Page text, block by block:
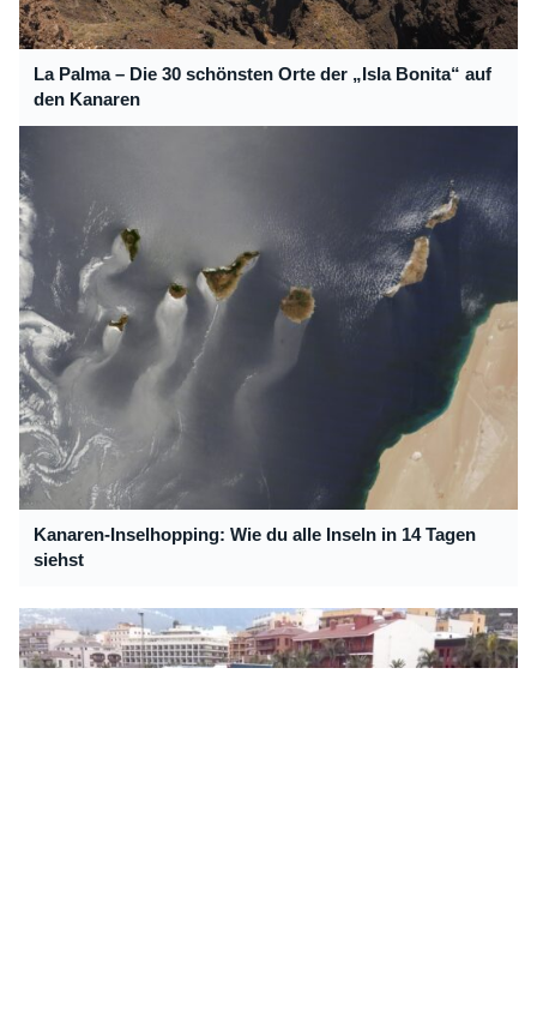
La Palma – Die 30 schönsten Orte der „Isla Bonita“ auf
den Kanaren
Kanaren-Inselhopping: Wie du alle Inseln in 14 Tagen
siehst